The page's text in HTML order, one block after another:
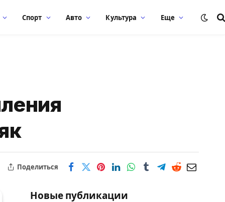
Спорт Авто Культура Еще
Поделиться
Новые публикации